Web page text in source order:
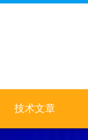
技术文章